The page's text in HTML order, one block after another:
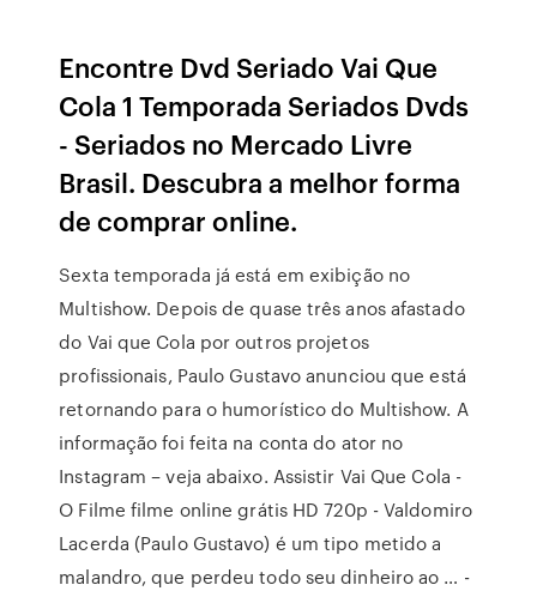
Encontre Dvd Seriado Vai Que
Cola 1 Temporada Seriados Dvds
- Seriados no Mercado Livre
Brasil. Descubra a melhor forma
de comprar online.
Sexta temporada já está em exibição no
Multishow. Depois de quase três anos afastado
do Vai que Cola por outros projetos
profissionais, Paulo Gustavo anunciou que está
retornando para o humorístico do Multishow. A
informação foi feita na conta do ator no
Instagram – veja abaixo. Assistir Vai Que Cola -
O Filme filme online grátis HD 720p - Valdomiro
Lacerda (Paulo Gustavo) é um tipo metido a
malandro, que perdeu todo seu dinheiro ao … -